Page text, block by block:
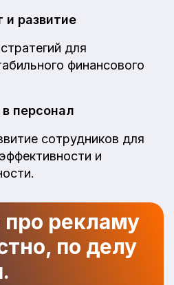
и развитие
для
финансового
персонал
сотрудников для
и
про рекламу
по делу